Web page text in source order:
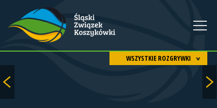
WSZYSTKIE ROZGRYWKI